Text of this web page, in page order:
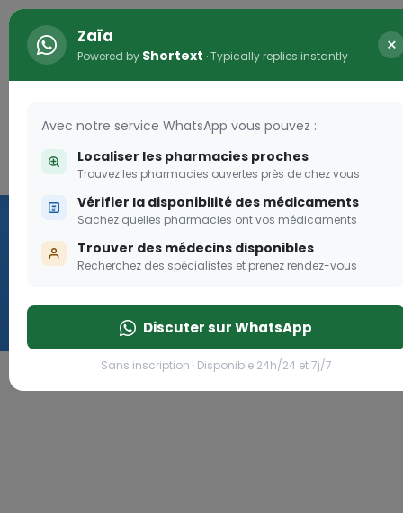
Connexion
Vaccination
Zaïa
Powered by Shortext · Typically replies instantly ×
Avec notre service WhatsApp vous pouvez :
Localiser les pharmacies proches
Trouvez les pharmacies ouvertes près de chez vous
Vérifier la disponibilité des médicaments
Sachez quelles pharmacies ont vos médicaments
Trouver des médecins disponibles
Recherchez des spécialistes et prenez rendez-vous
Discuter sur WhatsApp
Sans inscription · Disponible 24h/24 et 7j/7